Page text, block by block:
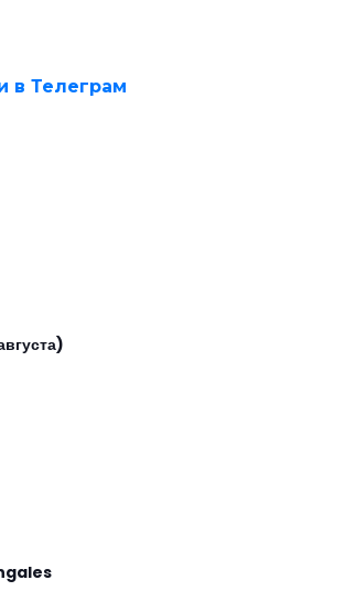
в Телеграм